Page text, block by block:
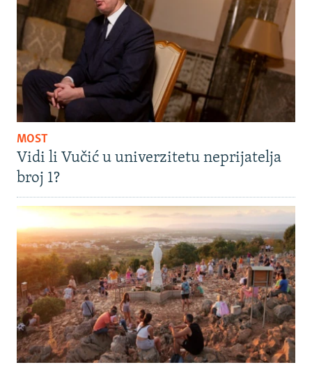
MOST
Vidi li Vučić u univerzitetu neprijatelja
broj 1?